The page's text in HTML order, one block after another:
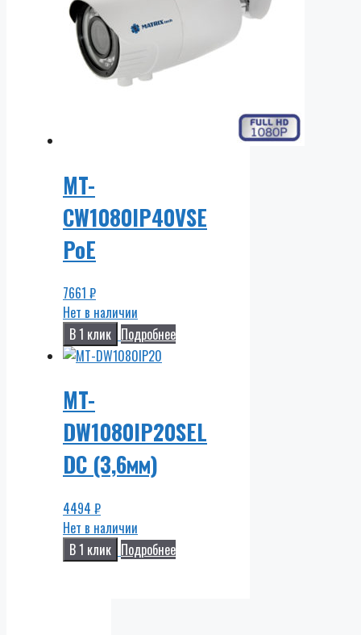
MT-
CW1080IP40VSE
PoE
7661 ₽
Нет в наличии
В 1 клик Подробнее
MT-
DW1080IP20SEL
DC (3,6мм)
4494 ₽
Нет в наличии
В 1 клик Подробнее